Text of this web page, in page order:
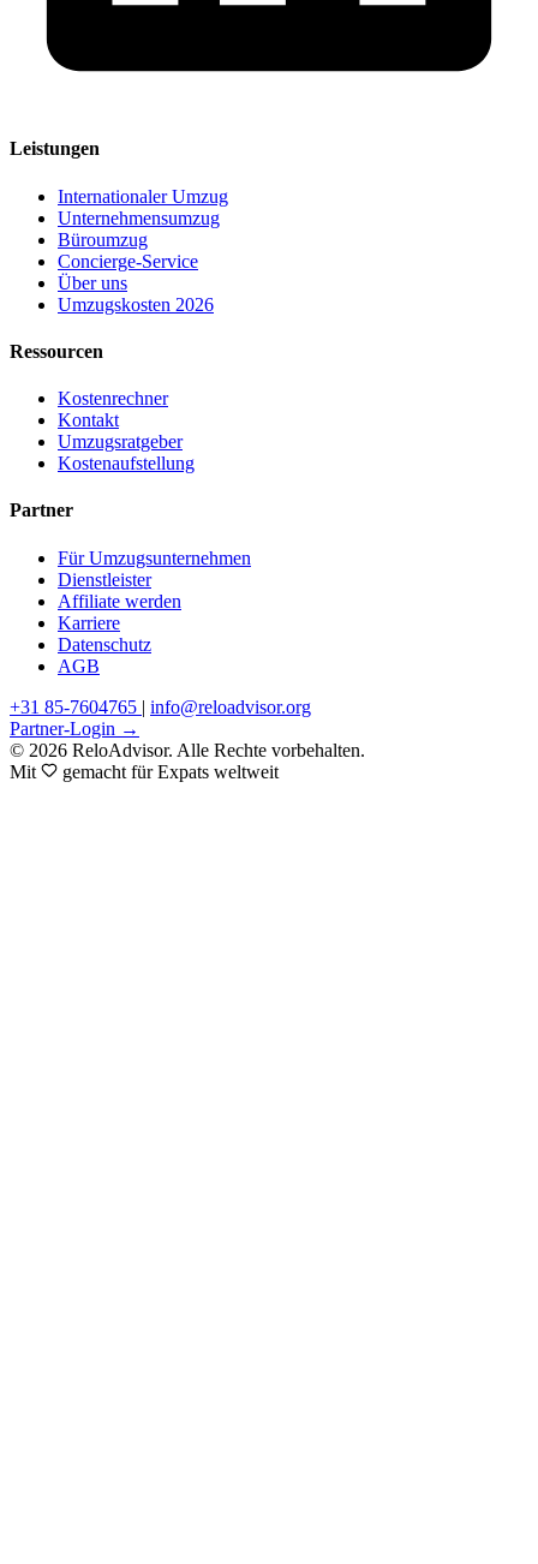
Leistungen
Internationaler Umzug
Unternehmensumzug
Büroumzug
Concierge-Service
Über uns
Umzugskosten 2026
Ressourcen
Kostenrechner
Kontakt
Umzugsratgeber
Kostenaufstellung
Partner
Für Umzugsunternehmen
Dienstleister
Affiliate werden
Karriere
Datenschutz
AGB
+31 85-7604765 | info@reloadvisor.org
Partner-Login →
© 2026 ReloAdvisor. Alle Rechte vorbehalten.
Mit
gemacht für Expats weltweit